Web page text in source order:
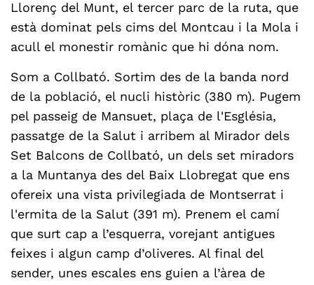
Llorenç del Munt, el tercer parc de la ruta, que
està dominat pels cims del Montcau i la Mola i
acull el monestir romànic que hi dóna nom.
Som a Collbató. Sortim des de la banda nord
de la població, el nucli històric (380 m). Pugem
pel passeig de Mansuet, plaça de l'Església,
passatge de la Salut i arribem al Mirador dels
Set Balcons de Collbató, un dels set miradors
a la Muntanya des del Baix Llobregat que ens
ofereix una vista privilegiada de Montserrat i
l'ermita de la Salut (391 m). Prenem el camí
que surt cap a l’esquerra, vorejant antigues
feixes i algun camp d’oliveres. Al final del
sender, unes escales ens guien a l’àrea de